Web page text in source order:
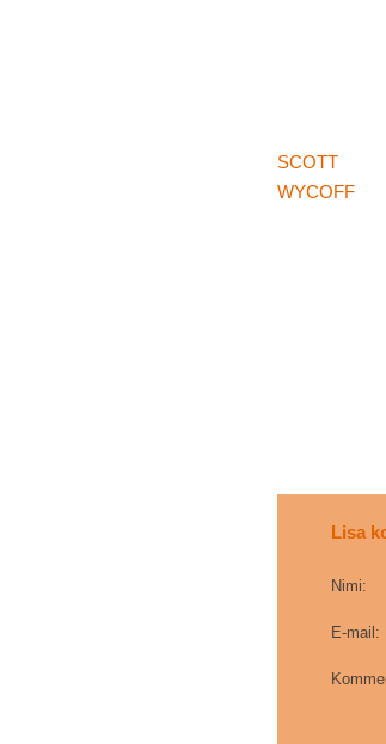
SCOTT
WYCOFF
Lisa
Nimi:
E-mail: